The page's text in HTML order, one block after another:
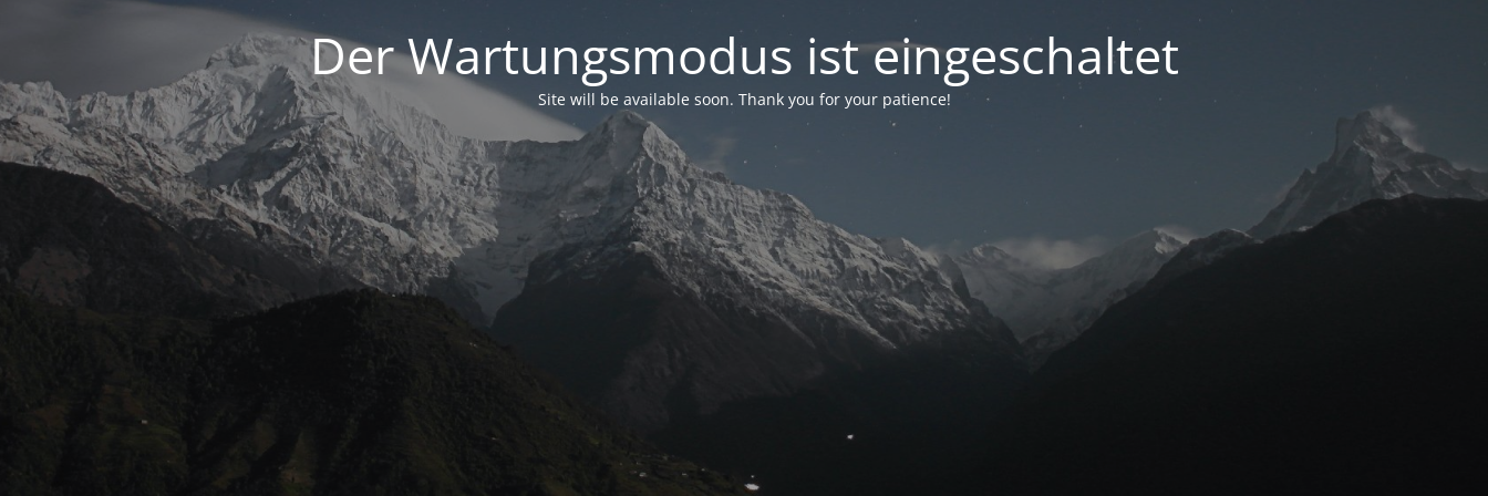
Der Wartungsmodus ist eingeschaltet
Site will be available soon. Thank you for your patience!